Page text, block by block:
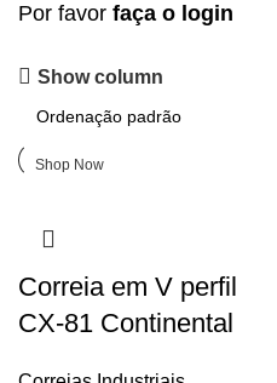
Por favor faça o login
Upholstered chair
Shop Now
Show column
Correia em V perfil
CX-81 Continental